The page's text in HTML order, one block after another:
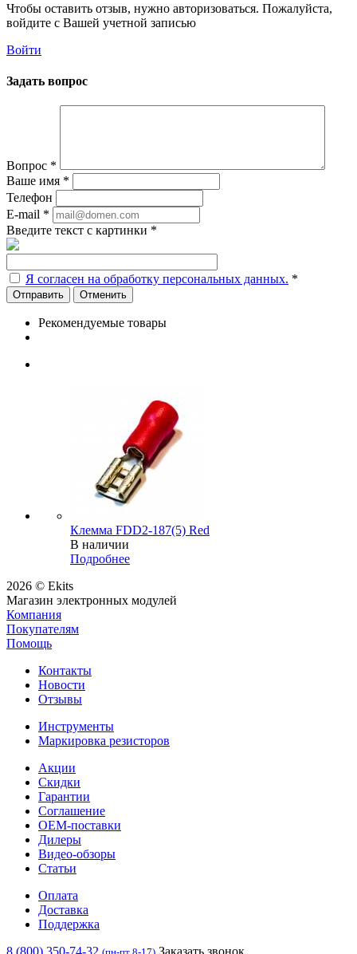
Чтобы оставить отзыв, нужно авторизоваться. Пожалуйста,
войдите с Вашей учетной записью
Войти
Задать вопрос
Вопрос *
Ваше имя *
Телефон
E-mail *
Введите текст с картинки *
Я согласен на обработку персональных данных. *
Отменить
Рекомендуемые товары
Клемма FDD2-187(5) Red
В наличии
Подробнее
2026 © Ekits
Магазин электронных модулей
Компания
Покупателям
Помощь
Контакты
Новости
Отзывы
Инструменты
Маркировка резисторов
Акции
Скидки
Гарантии
Соглашение
OEM-поставки
Дилеры
Видео-обзоры
Статьи
Оплата
Доставка
Поддержка